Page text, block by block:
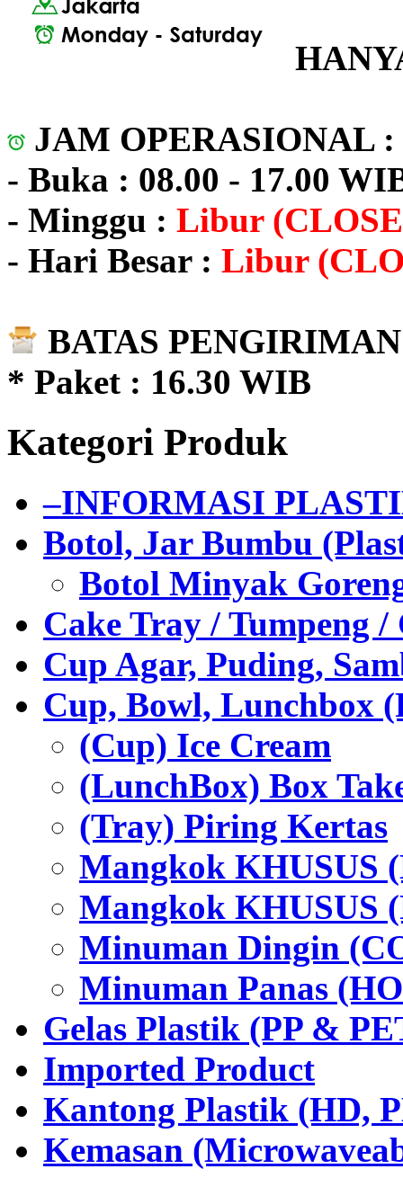
JAM OPERASIONAL :
- Buka : 08.00 - 17.00
- Minggu : Libur
- Hari Besar : Libur
BATAS
* Paket : 16.30 WIB
Kategori Produk
–INFORMASI
Botol, Jar Bumbu
Botol Minyak
Cake Tray / Tumpeng /
Cup Agar, Puding,
Cup, Bowl, Lunchbox
(Cup) Ice Cream
(LunchBox) Box
(Tray) Piring Kertas
Mangkok KHUSUS
Mangkok KHUSUS
Minuman Dingin
Minuman Panas
Gelas Plastik (PP &
Imported Product
Kantong Plastik (HD,
Kemasan